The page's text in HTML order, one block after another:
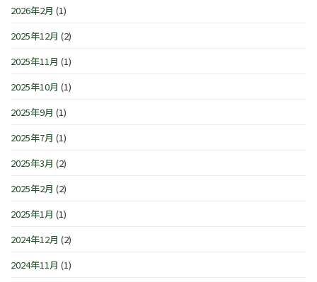
IN
浜/
町』！！
は
(日)
は
は
2026年2月 (1)
2025年12月 (2)
2025年11月 (1)
2025年10月 (1)
2025年9月 (1)
2025年7月 (1)
2025年3月 (2)
2025年2月 (2)
2025年1月 (1)
2024年12月 (2)
2024年11月 (1)